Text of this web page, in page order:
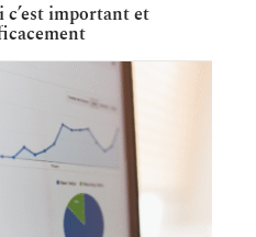
c’est important et